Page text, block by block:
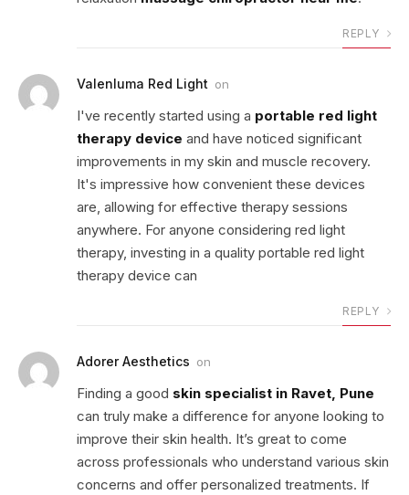
REPLY
Valenluma Red Light on
I've recently started using a portable red light
therapy device and have noticed significant
improvements in my skin and muscle recovery.
It's impressive how convenient these devices
are, allowing for effective therapy sessions
anywhere. For anyone considering red light
therapy, investing in a quality portable red light
therapy device can
REPLY
Adorer Aesthetics on
Finding a good skin specialist in Ravet, Pune
can truly make a difference for anyone looking to
improve their skin health. It’s great to come
across professionals who understand various skin
concerns and offer personalized treatments. If